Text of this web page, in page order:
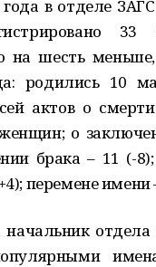
года в отделе
33
на шесть
родились 10
актов о
о
брака – 11 (-
перемене имени